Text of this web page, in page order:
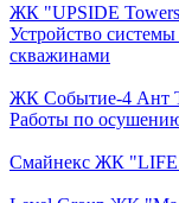
ЖК "UPSIDE
Устройство
скважинами
ЖК Событие-4 Ант
Работы по
Смайнекс ЖК